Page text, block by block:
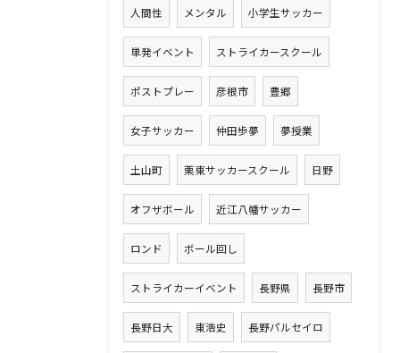
人間性 メンタル 小学生サッカー
単発イベント ストライカースクール
ポストプレー 彦根市 豊郷
女子サッカー 仲田歩夢 夢授業
土山町 栗東サッカースクール 日野
オフザボール 近江八幡サッカー
ロンド ボール回し
ストライカーイベント 長野県 長野市
長野日大 東浩史 長野パルセイロ